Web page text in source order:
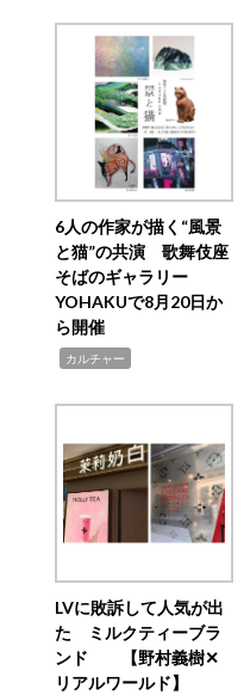
6人の作家が描く“風景
と猫”の共演 歌舞伎座
そばのギャラリー
YOHAKUで8月20日か
ら開催
カルチャー
LVに敗訴して人気が出
た ミルクティーブラ
ンド 【野村義樹✕
リアルワールド】